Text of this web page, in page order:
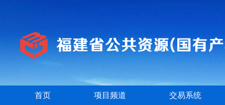
首页 项目频道 交易系统